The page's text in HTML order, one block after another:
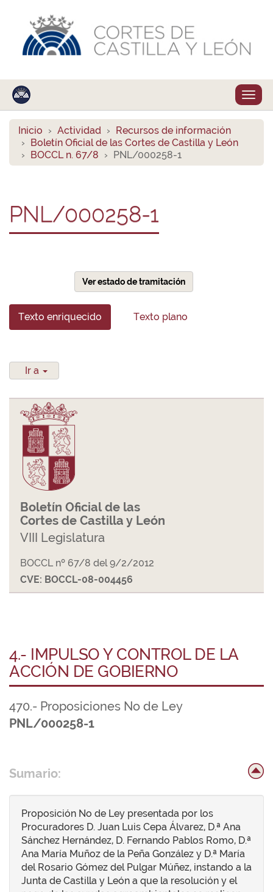
Inicio Actividad
Recursos de información
Boletín Oficial de las Cortes de Castilla y León
BOCCL n. 67/8
PNL/000258-1
PNL/000258-1
Ver estado de tramitación
Texto enriquecido Texto plano
Ir a
Boletín Oficial de las
Cortes de Castilla y León
VIII Legislatura
BOCCL nº 67/8 del 9/2/2012
CVE: BOCCL-08-004456
4.- IMPULSO Y CONTROL DE LA
ACCIÓN DE GOBIERNO
470.- Proposiciones No de Ley
PNL/000258-1
Sumario:
Proposición No de Ley presentada por los
Procuradores D. Juan Luis Cepa Álvarez, D.ª Ana
Sánchez Hernández, D. Fernando Pablos Romo, D.ª
Ana María Muñoz de la Peña González y D.ª María
del Rosario Gómez del Pulgar Múñez, instando a la
Junta de Castilla y León a que la resolución y el